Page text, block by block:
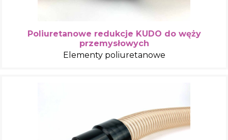
Poliuretanowe redukcje KUDO do węży
przemysłowych
Elementy poliuretanowe